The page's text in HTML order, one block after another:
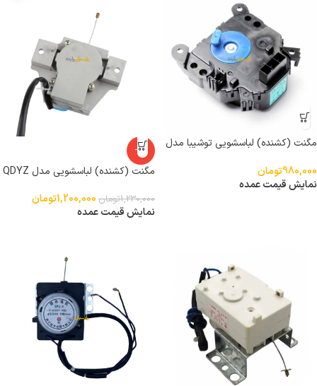
مگنت (کشنده) لباسشویی توشیبا مدل
980,000تومان
نمایش قیمت عمده
-2%
مگنت (کشنده) لباسشویی مدل QDYZ
1,230,000تومان 1,200,000تومان
نمایش قیمت عمده